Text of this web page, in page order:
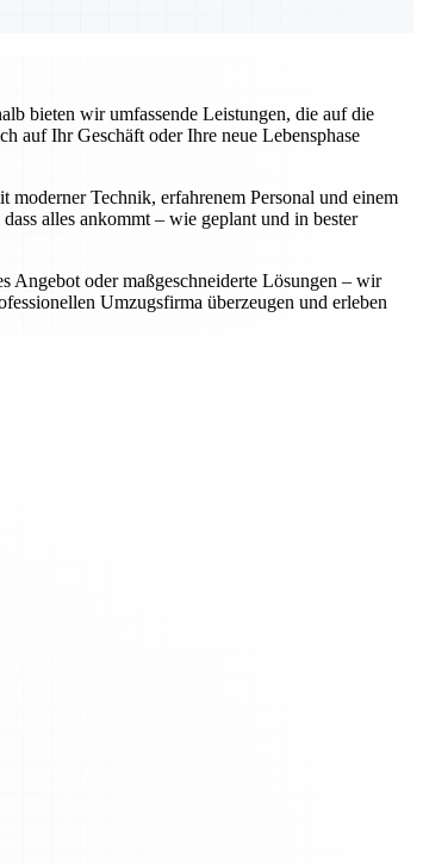
bieten wir umfassende Leistungen, die auf die
auf Ihr Geschäft oder Ihre neue Lebensphase
Technik, erfahrenem Personal und einem
alles ankommt – wie geplant und in bester
Angebot oder maßgeschneiderte Lösungen – wir
Umzugsfirma überzeugen und erleben